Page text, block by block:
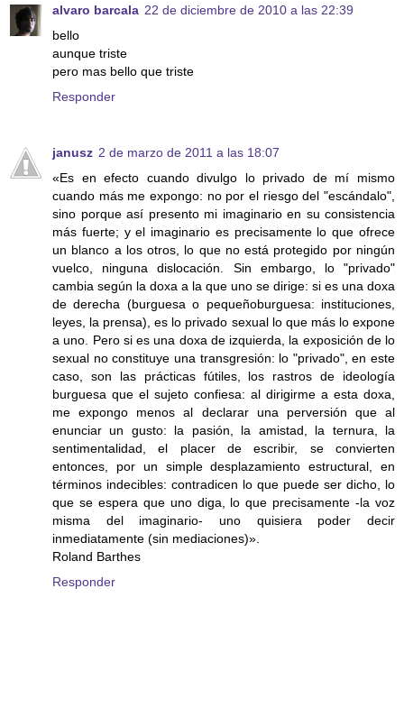
alvaro barcala 22 de diciembre de 2010 a las 22:39
bello
aunque triste
pero mas bello que triste
Responder
janusz 2 de marzo de 2011 a las 18:07
«Es en efecto cuando divulgo lo privado de mí mismo
cuando más me expongo: no por el riesgo del "escándalo",
sino porque así presento mi imaginario en su consistencia
más fuerte; y el imaginario es precisamente lo que ofrece
un blanco a los otros, lo que no está protegido por ningún
vuelco, ninguna dislocación. Sin embargo, lo "privado"
cambia según la doxa a la que uno se dirige: si es una doxa
de derecha (burguesa o pequeñoburguesa: instituciones,
leyes, la prensa), es lo privado sexual lo que más lo expone
a uno. Pero si es una doxa de izquierda, la exposición de lo
sexual no constituye una transgresión: lo "privado", en este
caso, son las prácticas fútiles, los rastros de ideología
burguesa que el sujeto confiesa: al dirigirme a esta doxa,
me expongo menos al declarar una perversión que al
enunciar un gusto: la pasión, la amistad, la ternura, la
sentimentalidad, el placer de escribir, se convierten
entonces, por un simple desplazamiento estructural, en
términos indecibles: contradicen lo que puede ser dicho, lo
que se espera que uno diga, lo que precisamente -la voz
misma del imaginario- uno quisiera poder decir
inmediatamente (sin mediaciones)».
Roland Barthes
Responder